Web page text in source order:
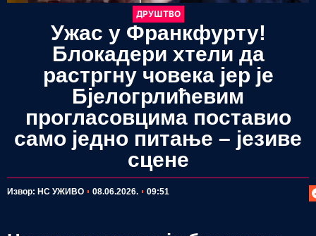
ДРУШТВО
Ужас у Франкфурту!
Блокадери хтели да
растргну човека јер је
Бјелогрлићевим
прогласовцима поставио
само једно питање – језиве
сцене
Извор: НС УЖИВО 08.06.2026. 09:51